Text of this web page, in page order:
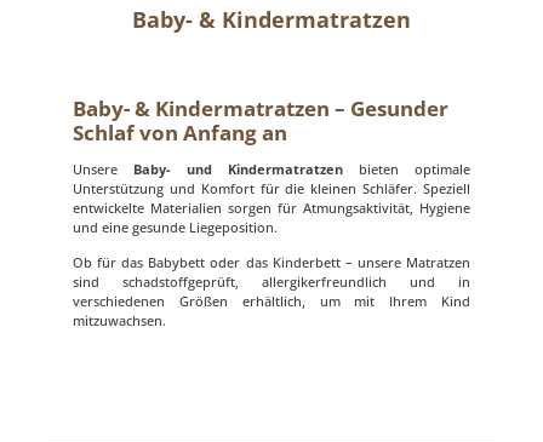
Baby- & Kindermatratzen
Baby- & Kindermatratzen – Gesunder
Schlaf von Anfang an
Unsere Baby- und Kindermatratzen bieten optimale
Unterstützung und Komfort für die kleinen Schläfer. Speziell
entwickelte Materialien sorgen für Atmungsaktivität, Hygiene
und eine gesunde Liegeposition.
Ob für das Babybett oder das Kinderbett – unsere Matratzen
sind schadstoffgeprüft, allergikerfreundlich und in
verschiedenen Größen erhältlich, um mit Ihrem Kind
mitzuwachsen.